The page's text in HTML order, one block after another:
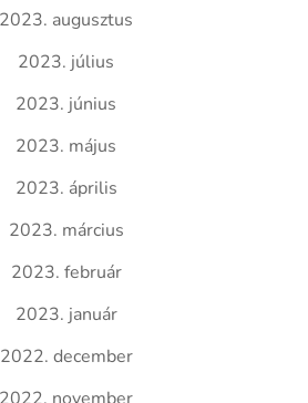
2023. augusztus
2023. július
2023. június
2023. május
2023. április
2023. március
2023. február
2023. január
2022. december